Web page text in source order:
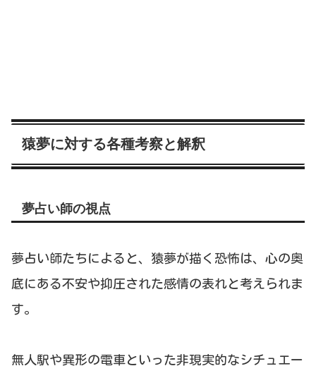
猿夢に対する各種考察と解釈
夢占い師の視点
夢占い師たちによると、猿夢が描く恐怖は、心の奥
底にある不安や抑圧された感情の表れと考えられま
す。
無人駅や異形の電車といった非現実的なシチュエー